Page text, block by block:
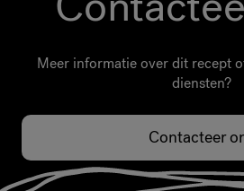
Meer informatie over dit recept
diensten?
Contacteer